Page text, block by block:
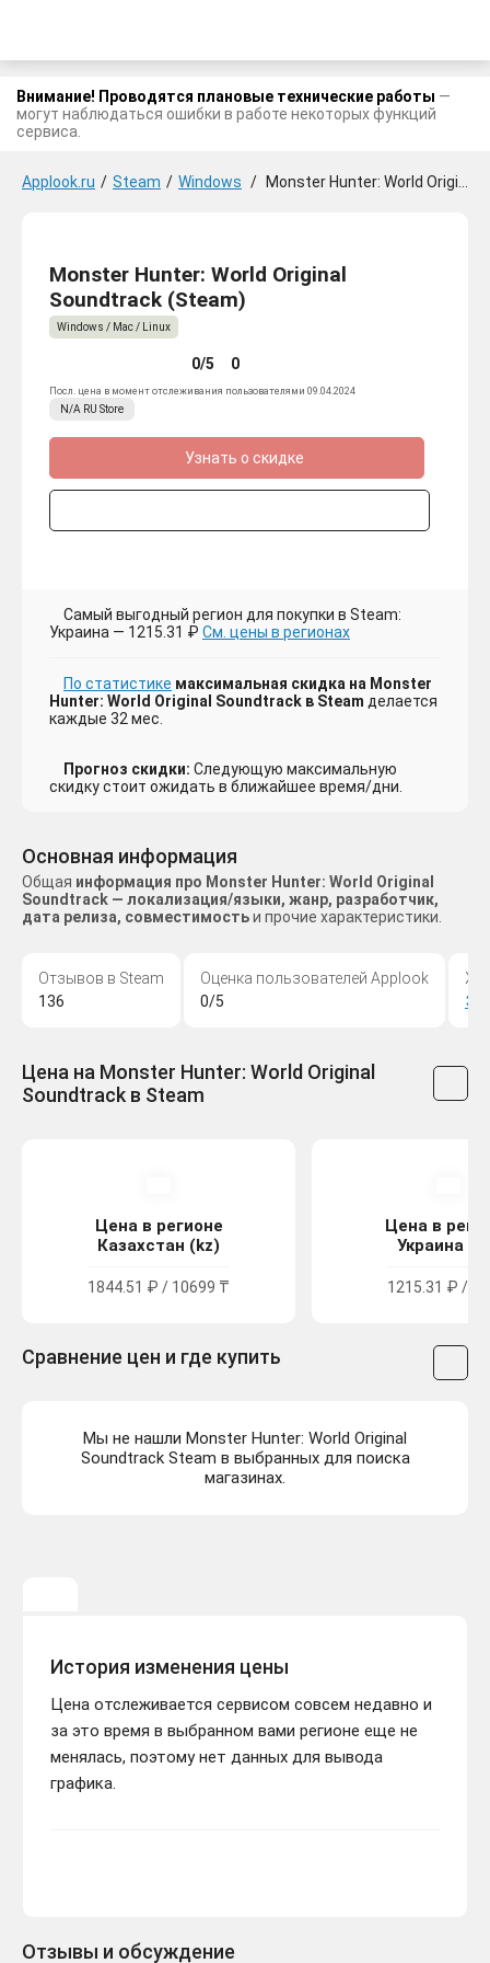
Внимание! Проводятся плановые технические работы —
могут наблюдаться ошибки в работе некоторых функций
сервиса.
Applook.ru / Steam / Windows / Monster Hunter: World Original Soundtrack
Monster Hunter: World Original
Soundtrack (Steam)
Windows / Mac / Linux
0/5 0
Посл. цена в момент отслеживания пользователями 09.04.2024
N/A RU Store
Узнать о скидке
Самый выгодный регион для покупки в Steam:
Украина — 1215.31 ₽ См. цены в регионах
По статистике максимальная скидка на Monster
Hunter: World Original Soundtrack в Steam делается
каждые 32 мес.
Прогноз скидки: Следующую максимальную
скидку стоит ожидать в ближайшее время/дни.
Основная информация
Общая информация про Monster Hunter: World Original
Soundtrack — локализация/языки, жанр, разработчик,
дата релиза, совместимостьи прочие характеристики.
Отзывов в Steam
136
Оценка пользователей Applook
0/5
Цена на Monster Hunter: World Original
Soundtrack в Steam
Цена в регионе
Казахстан (kz)
1844.51 ₽ / 10699 ₸
Цена в
Украина
1215.31 ₽ /
Сравнение цен и где купить
Мы не нашли Monster Hunter: World Original
Soundtrack Steam в выбранных для поиска
магазинах.
История изменения цены
Цена отслеживается сервисом совсем недавно и
за это время в выбранном вами регионе еще не
менялась, поэтому нет данных для вывода
графика.
Отзывы и обсуждение